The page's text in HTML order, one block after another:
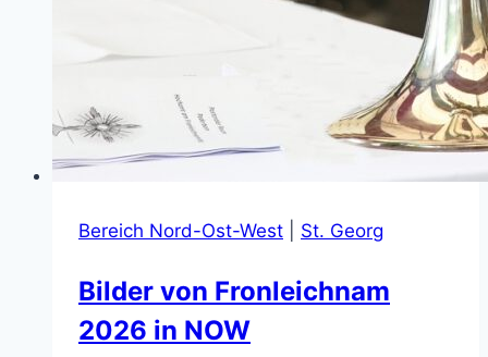
Bereich Nord-Ost-West St. Georg
Bilder von Fronleichnam
2026 in NOW